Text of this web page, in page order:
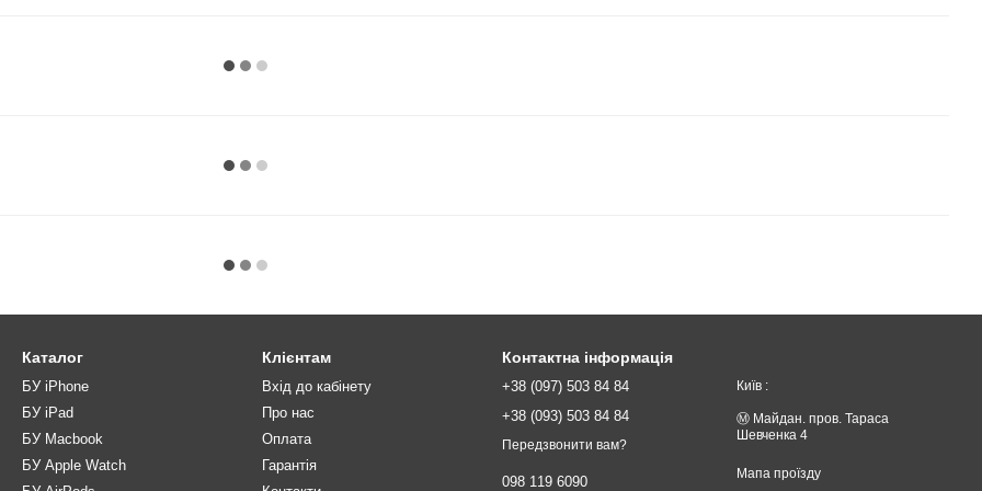
Каталог
БУ iPhone
БУ iPad
БУ Macbook
БУ Apple Watch
Клієнтам
Вхід до кабінету
Про нас
Оплата
Гарантія
Контактна інформація
+38 (097) 503 84 84
+38 (093) 503 84 84
Передзвонити вам?
098 119 6090
Київ :
Ⓜ️ Майдан. пров. Тараса
Шевченка 4
Мапа проїзду